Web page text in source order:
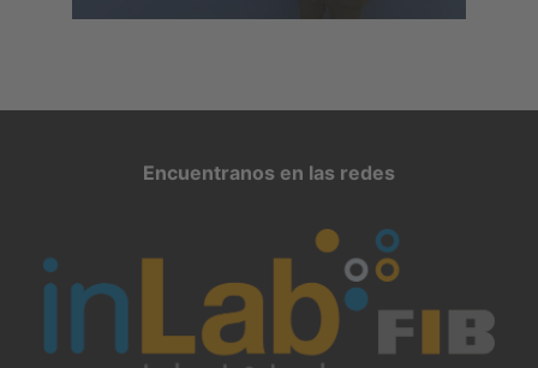
Encuentranos en las redes